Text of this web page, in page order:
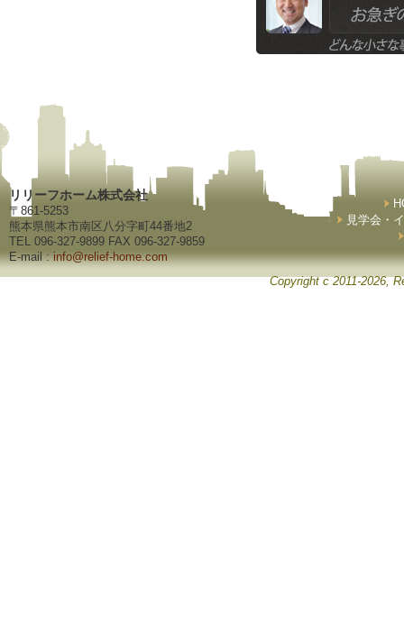
リリーフホーム株式会社
〒861-5253
熊本県熊本市南区八分字町44番地2
TEL 096-327-9899 FAX 096-327-9859
E-mail :info@relief-home.com
見学会・
Copyright c 2011-2026,